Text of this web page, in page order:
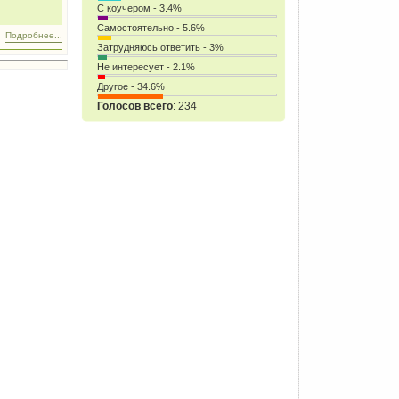
Подробнее...
С коучером - 3.4%
Самостоятельно - 5.6%
Затрудняюсь ответить - 3%
Не интересует - 2.1%
Другое - 34.6%
Голосов всего: 234